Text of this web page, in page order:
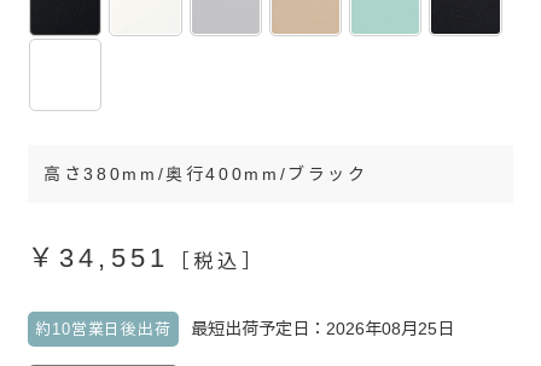
高さ380mm/奥行400mm/ブラック
￥34,551 ［税込］
約10営業日後出荷 最短出荷予定日：2026年08月25日